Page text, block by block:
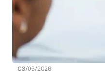
03/05/2026